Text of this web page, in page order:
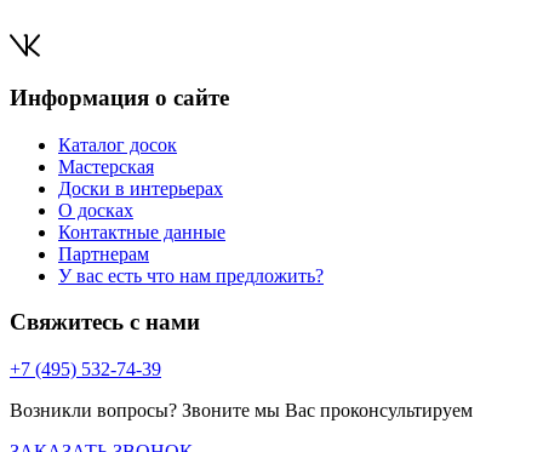
Информация о сайте
Каталог досок
Мастерская
Доски в интерьерах
О досках
Контактные данные
Партнерам
У вас есть что нам предложить?
Свяжитесь с нами
+7 (495) 532-74-39
Возникли вопросы? Звоните мы Вас проконсультируем